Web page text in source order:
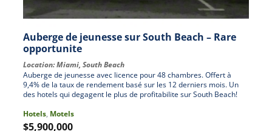
Auberge de jeunesse sur South Beach – Rare
opportunite
Location:Miami, South Beach
Auberge de jeunesse avec licence pour 48 chambres. Offert à
9,4% de la taux de rendement basé sur les 12 derniers mois. Un
des hotels qui degagent le plus de profitabilite sur South Beach!
Hotels, Motels
$5,900,000